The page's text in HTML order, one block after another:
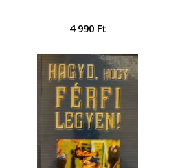
4 990 Ft